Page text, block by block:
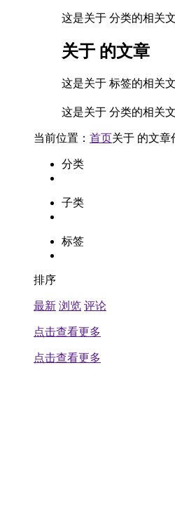
这是关于 分类的相关
关于 的文章
这是关于 标签的相关
这是关于 分类的相关
当前位置： 首页关于 的文章
分类
子类
标签
排序
最新 浏览 评论
点击查看更多
点击查看更多